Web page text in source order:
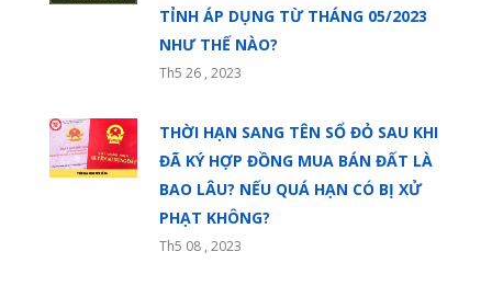
TỈNH ÁP DỤNG TỪ THÁNG 05/2023
NHƯ THẾ NÀO?
Th5 26 , 2023
THỜI HẠN SANG TÊN SỔ ĐỎ SAU KHI
ĐÃ KÝ HỢP ĐỒNG MUA BÁN ĐẤT LÀ
BAO LÂU? NẾU QUÁ HẠN CÓ BỊ XỬ
PHẠT KHÔNG?
Th5 08 , 2023